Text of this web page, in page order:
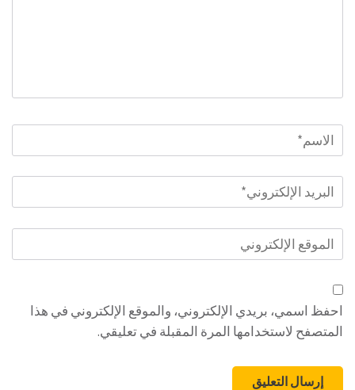
الاسم
البريد
الإلكتروني*
الموقع
الإلكتروني
احفظ اسمي، بريدي الإلكتروني، والموقع الإلكتروني في هذا
المتصفح لاستخدامها المرة المقبلة في تعليقي.